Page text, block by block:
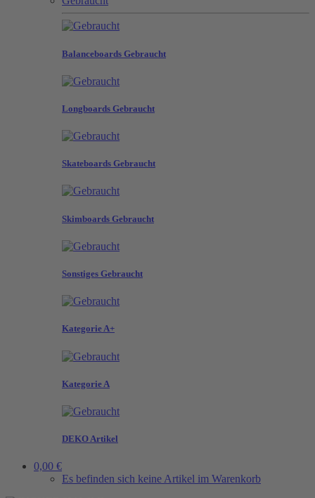
Balanceboards Gebraucht
Longboards Gebraucht
Skateboards Gebraucht
Skimboards Gebraucht
Sonstiges Gebraucht
Kategorie A+
Kategorie A
DEKO Artikel
0,00 €
Es befinden sich keine Artikel im Warenkorb